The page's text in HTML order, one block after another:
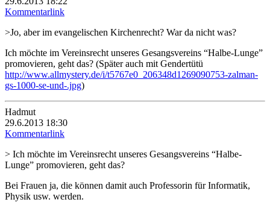
Kommentarlink
>Jo, aber im evangelischen Kirchenrecht? War da nicht was?
Ich möchte im Vereinsrecht unseres Gesangsvereins “Halbe-Lunge”
promovieren, geht das? (Später auch mit Gendertütü
http://www.allmystery.de/i/t5767e0_206348d1269090753-zalman-
gs-1000-se-und-.jpg)
Hadmut
29.6.2013 18:30
Kommentarlink
> Ich möchte im Vereinsrecht unseres Gesangsvereins “Halbe-
Lunge” promovieren, geht das?
Bei Frauen ja, die können damit auch Professorin für Informatik,
Physik usw. werden.